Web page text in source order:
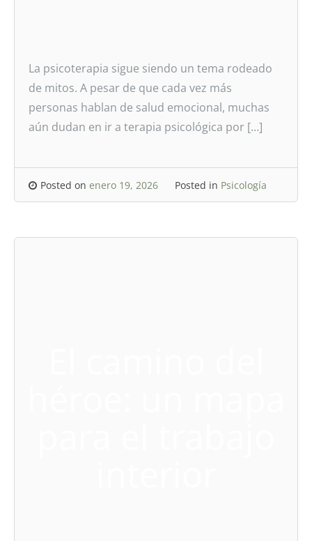
La psicoterapia sigue siendo un tema rodeado
de mitos. A pesar de que cada vez más
personas hablan de salud emocional, muchas
aún dudan en ir a terapia psicológica por […]
Posted on enero 19, 2026 Posted in Psicología